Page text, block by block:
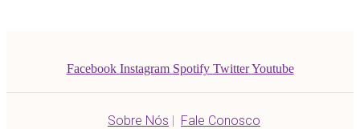
Facebook Instagram Spotify Twitter Youtube
Sobre Nós | Fale Conosco